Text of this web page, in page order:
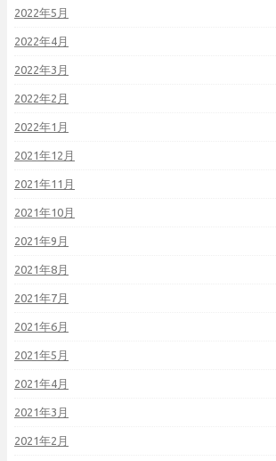
2022年5月
2022年4月
2022年3月
2022年2月
2022年1月
2021年12月
2021年11月
2021年10月
2021年9月
2021年8月
2021年7月
2021年6月
2021年5月
2021年4月
2021年3月
2021年2月